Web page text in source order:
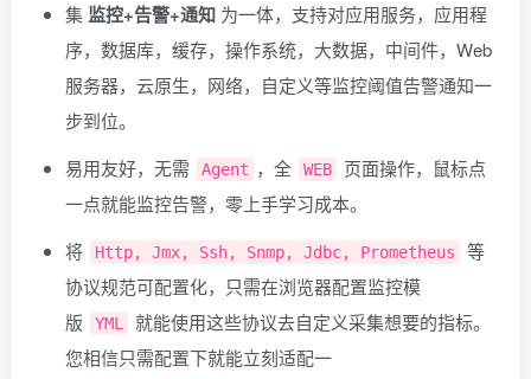
集监控+告警+通知 为一体，支持对应用服务，应用程
序，数据库，缓存，操作系统，大数据，中间件，Web
服务器，云原生，网络，自定义等监控阈值告警通知一
步到位。
易用友好，无需
Agent ，全 WEB
页面操作，鼠标点
一点就能监控告警，零上手学习成本。
将
Http, Jmx, Ssh, Snmp, Jdbc, Prometheus
等
协议规范可配置化，只需在浏览器配置监控模
版
YML
就能使用这些协议去自定义采集想要的指标。
您相信只需配置下就能立刻适配一